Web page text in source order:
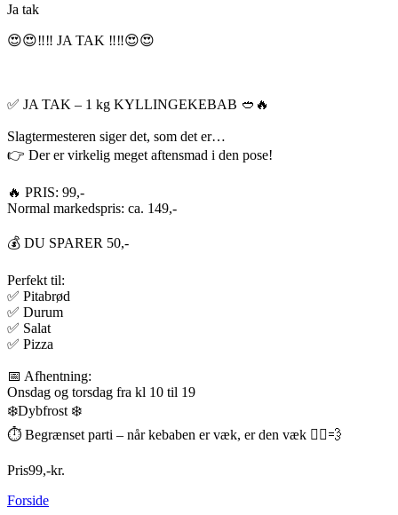
Ja tak
😍😍‼️‼️ JA TAK ‼️‼️😍😍
✅ JA TAK – 1 kg KYLLINGEKEBAB 🥙🔥
Slagtermesteren siger det, som det er…
👉 Der er virkelig meget aftensmad i den pose!
🔥 PRIS: 99,-
Normal markedspris: ca. 149,-
💰 DU SPARER 50,-
Perfekt til:
✅ Pitabrød
✅ Durum
✅ Salat
✅ Pizza
📅 Afhentning:
Onsdag og torsdag fra kl 10 til 19
❄️Dybfrost ❄️
⏱️ Begrænset parti – når kebaben er væk, er den væk 🏃‍♂️💨
Pris99,-kr.
Forside